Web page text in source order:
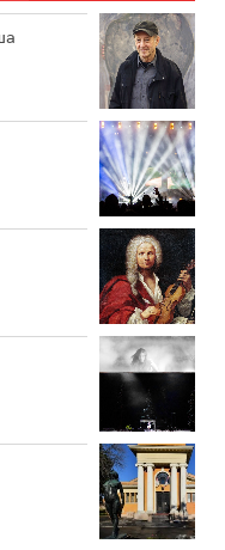
ЏЕЗЕР